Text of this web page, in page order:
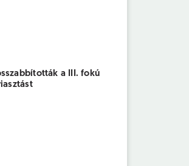
a III. fokú